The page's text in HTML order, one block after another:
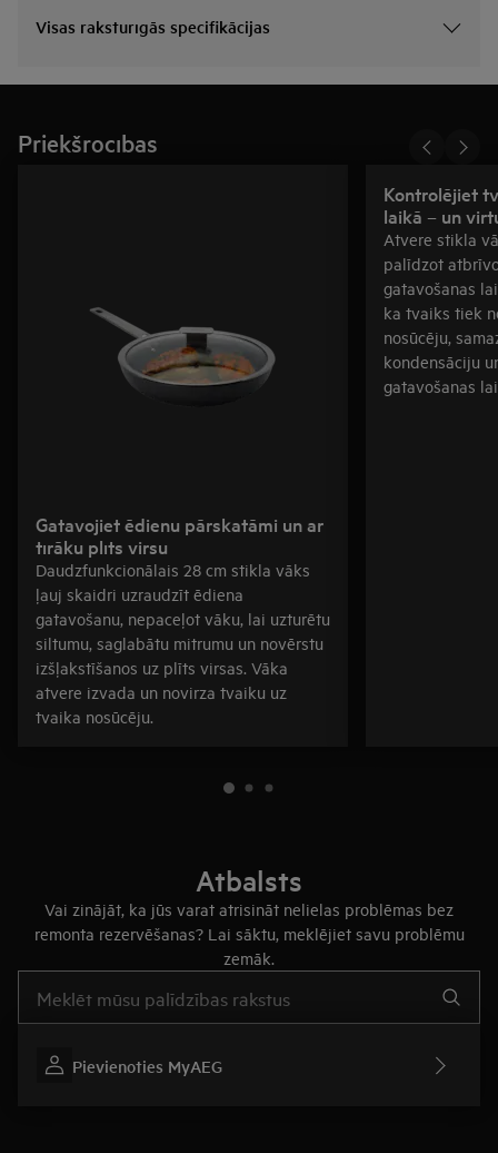
Visas raksturīgās specifikācijas
Priekšrocības
Gatavojiet ēdienu pārskatāmi un ar
tīrāku plīts virsu
Daudzfunkcionālais 28 cm stikla vāks
ļauj skaidri uzraudzīt ēdiena
gatavošanu, nepaceļot vāku, lai uzturētu
siltumu, saglabātu mitrumu un novērstu
izšļakstīšanos uz plīts virsas. Vāka
atvere izvada un novirza tvaiku uz
tvaika nosūcēju.
Kontrolējiet
laikā – un
Atvere stikla
palīdzot
gatavošanas
ka tvaiks tiek
nosūcēju,
kondensāciju
gatavošanas
Atbalsts
Vai zinājāt, ka jūs varat atrisināt nelielas problēmas bez
remonta rezervēšanas? Lai sāktu, meklējiet savu problēmu
zemāk.
Pievienoties MyAEG